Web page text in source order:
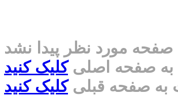
صفحه مورد نظر پیدا نشد
به صفحه اصلیکلیک کنید
به صفحه قبلیکلیک کنید